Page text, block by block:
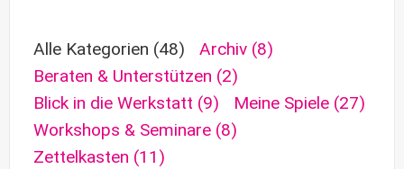
Alle Kategorien (48) Archiv (8)
Beraten & Unterstützen (2)
Blick in die Werkstatt (9) Meine Spiele (27)
Workshops & Seminare (8)
Zettelkasten (11)